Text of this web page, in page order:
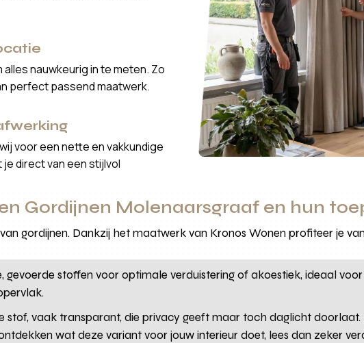
alles nauwkeurig in te meten. Zo
perfect passend maatwerk.
voor een nette en vakkundige
direct van een stijlvol
Gordijnen Molenaarsgraaf en hun
gordijnen. Dankzij het maatwerk van Kronos Wonen profiteer je
gevoerde stoffen voor optimale verduistering of akoestiek, ideaal
stof, vaak transparant, die privacy geeft maar toch daglicht doorlaat.
wat deze variant voor jouw interieur doet, lees dan zeker